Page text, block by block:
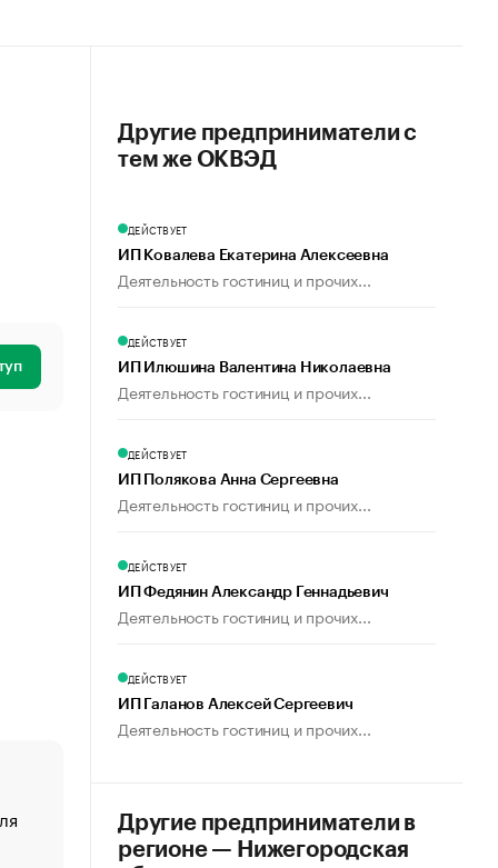
«От спорта тело стареет иначе». Как живет глава
создавшей GTA
Другие предприниматели с
тем же ОКВЭД
ДЕЙСТВУЕТ
ИП Ковалева Екатерина Алексеевна
Деятельность гостиниц и прочих...
ДЕЙСТВУЕТ
ИП Илюшина Валентина Николаевна
Деятельность гостиниц и прочих...
ДЕЙСТВУЕТ
ИП Полякова Анна Сергеевна
Деятельность гостиниц и прочих...
ДЕЙСТВУЕТ
ИП Федянин Александр Геннадьевич
Деятельность гостиниц и прочих...
ДЕЙСТВУЕТ
ИП Галанов Алексей Сергеевич
Деятельность гостиниц и прочих...
Другие предприниматели в
регионе — Нижегородская